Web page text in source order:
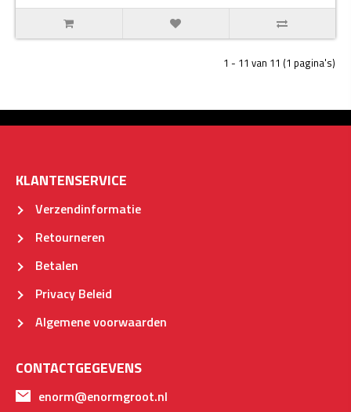
1 - 11 van 11 (1 pagina's)
KLANTENSERVICE
Verzendinformatie
Retourneren
Betalen
Privacy Beleid
Algemene voorwaarden
CONTACTGEGEVENS
enorm@enormgroot.nl